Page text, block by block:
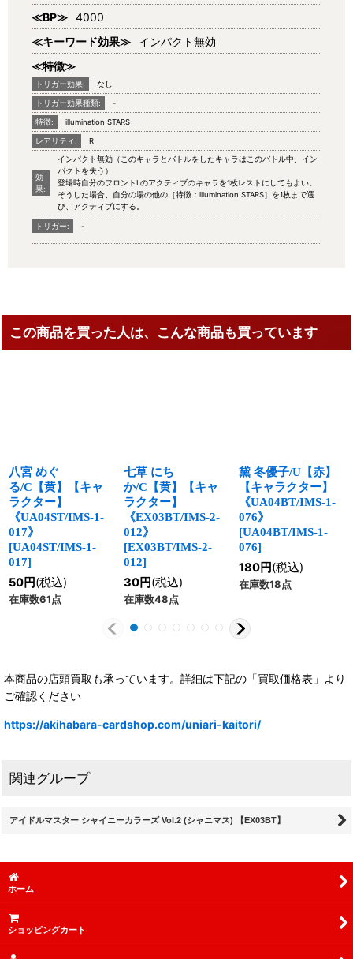
≪BP≫ 4000
≪キーワード効果≫
インパクト無効
≪特徴≫
トリガー効果: なし
トリガー効果種類: -
特徴: illumination STARS
レアリティ: R
効
果:
インパクト無効（このキャラとバトルをしたキャラはこのバトル中、イン
パクトを失う）
登場時自分のフロントLのアクティブのキャラを1枚レストにしてもよい。
そうした場合、自分の場の他の［特徴：illumination STARS］を1枚まで選
び、アクティブにする。
トリガー: -
この商品を買った人は、こんな商品も買っています
八宮 めぐ
る/C【黄】【キャ
ラクター】
《UA04ST/IMS-1-
017》
[UA04ST/IMS-1-
017]
50円(税込)
在庫数61点
七草 にち
か/C【黄】【キャ
ラクター】
《EX03BT/IMS-2-
012》
[EX03BT/IMS-2-
012]
30円(税込)
在庫数48点
黛 冬優子/U【赤】
【キャラクター】
《UA04BT/IMS-1-
076》
[UA04BT/IMS-1-
076]
180円(税込)
在庫数18点
本商品の店頭買取も承っています。詳細は下記の「買取価格表」より
ご確認ください
https://akihabara-cardshop.com/uniari-kaitori/
関連グループ
アイドルマスター シャイニーカラーズ Vol.2 (シャニマス) 【EX03BT】
ホーム
ショッピングカート